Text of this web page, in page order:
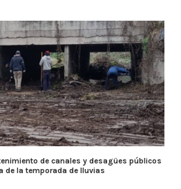
de canales y desagües públicos
de la temporada de lluvias